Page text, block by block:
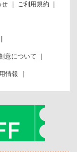
せ ご利用規約
意について
情報